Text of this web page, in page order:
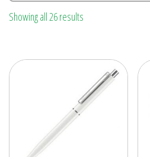
Showing all 26 results